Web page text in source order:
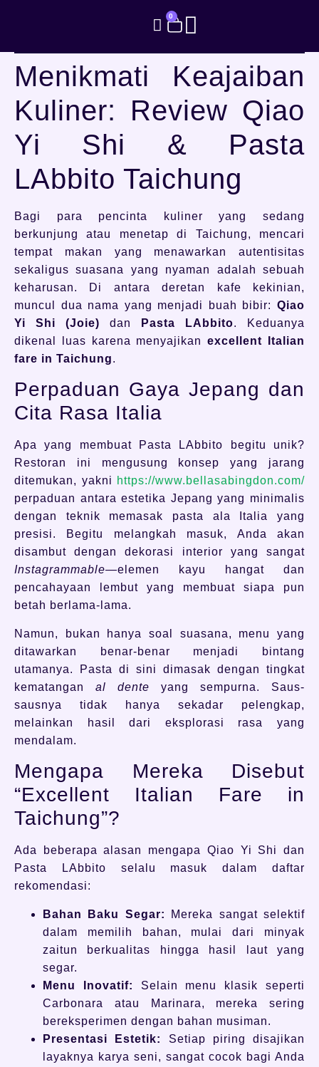
0
Menikmati Keajaiban
Kuliner: Review Qiao
Yi Shi & Pasta
LAbbito Taichung
Bagi para pencinta kuliner yang sedang
berkunjung atau menetap di Taichung, mencari
tempat makan yang menawarkan autentisitas
sekaligus suasana yang nyaman adalah sebuah
keharusan. Di antara deretan kafe kekinian,
muncul dua nama yang menjadi buah bibir: Qiao
Yi Shi (Joie) dan Pasta LAbbito. Keduanya
dikenal luas karena menyajikanexcellent Italian
fare in Taichung.
Perpaduan Gaya Jepang dan
Cita Rasa Italia
Apa yang membuat Pasta LAbbito begitu unik?
Restoran ini mengusung konsep yang jarang
ditemukan, yakni https://www.bellasabingdon.com/
perpaduan antara estetika Jepang yang minimalis
dengan teknik memasak pasta ala Italia yang
presisi. Begitu melangkah masuk, Anda akan
disambut dengan dekorasi interior yang sangat
Instagrammable—elemen kayu hangat dan
pencahayaan lembut yang membuat siapa pun
betah berlama-lama.
Namun, bukan hanya soal suasana, menu yang
ditawarkan benar-benar menjadi bintang
utamanya. Pasta di sini dimasak dengan tingkat
kematangan al dente yang sempurna. Saus-
sausnya tidak hanya sekadar pelengkap,
melainkan hasil dari eksplorasi rasa yang
mendalam.
Mengapa Mereka Disebut
“Excellent Italian Fare in
Taichung”?
Ada beberapa alasan mengapa Qiao Yi Shi dan
Pasta LAbbito selalu masuk dalam daftar
rekomendasi:
Bahan Baku Segar:
Mereka sangat selektif
dalam memilih bahan, mulai dari minyak
zaitun berkualitas hingga hasil laut yang
segar.
Menu Inovatif:
Selain menu klasik seperti
Carbonara atau Marinara, mereka sering
bereksperimen dengan bahan musiman.
Presentasi Estetik:
Setiap piring disajikan
layaknya karya seni, sangat cocok bagi Anda